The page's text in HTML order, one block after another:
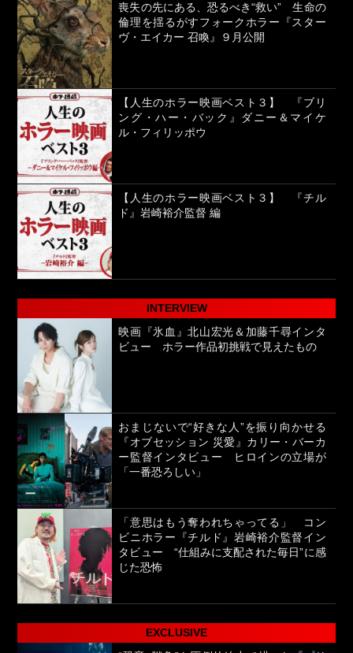
喪失の先にある、恐るべき“救い” 生命の
倫理を揺るがすフォークホラー『スター
ヴ・エイカー 召喚』９月公開
【人生のホラー映画ベスト３】 『ブリ
ング・ハー・バック』ダニー＆マイケ
ル・フィリッポウ
【人生のホラー映画ベスト３】 『チル
ド』岩崎裕介監督 編
INTERVIEW
映画『氷血』北山宏光＆加藤千尋インタ
ビュー ホラー作品初挑戦で見えたもの
おまじないで“好きな人”を振り向かせる
『オブセッション 災愛』カリー・バーカ
ー監督インタビュー ヒロインの立場が
「一番恐ろしい」
「意思はもう奪われちゃってる」 コン
ビニホラー『チルド』岩崎裕介監督イン
タビュー “仕組みに支配された毎日”に感
じた恐怖
EXCLUSIVE